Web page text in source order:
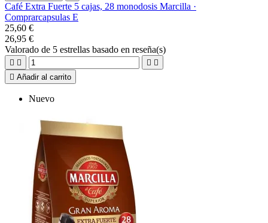
Café Extra Fuerte 5 cajas, 28 monodosis Marcilla ·
Comprarcapsulas E
25,60 €
26,95 €
Valorado de 5 estrellas basado en reseña(s)
   
 Añadir al carrito
Nuevo